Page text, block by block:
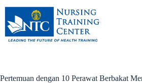
Pertemuan dengan 10 Perawat Berbakat